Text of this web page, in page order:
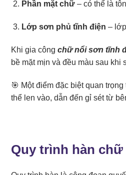
Phần mặt chữ– có thể là
Lớp sơn phủ tĩnh điện –
Khi gia công chữ nổi sơn tĩnh
bề mặt mịn và đều màu sau khi
🎯 Một điểm đặc biệt quan trọng
thể len vào, dẫn đến gỉ sét từ
Quy trình hàn chữ